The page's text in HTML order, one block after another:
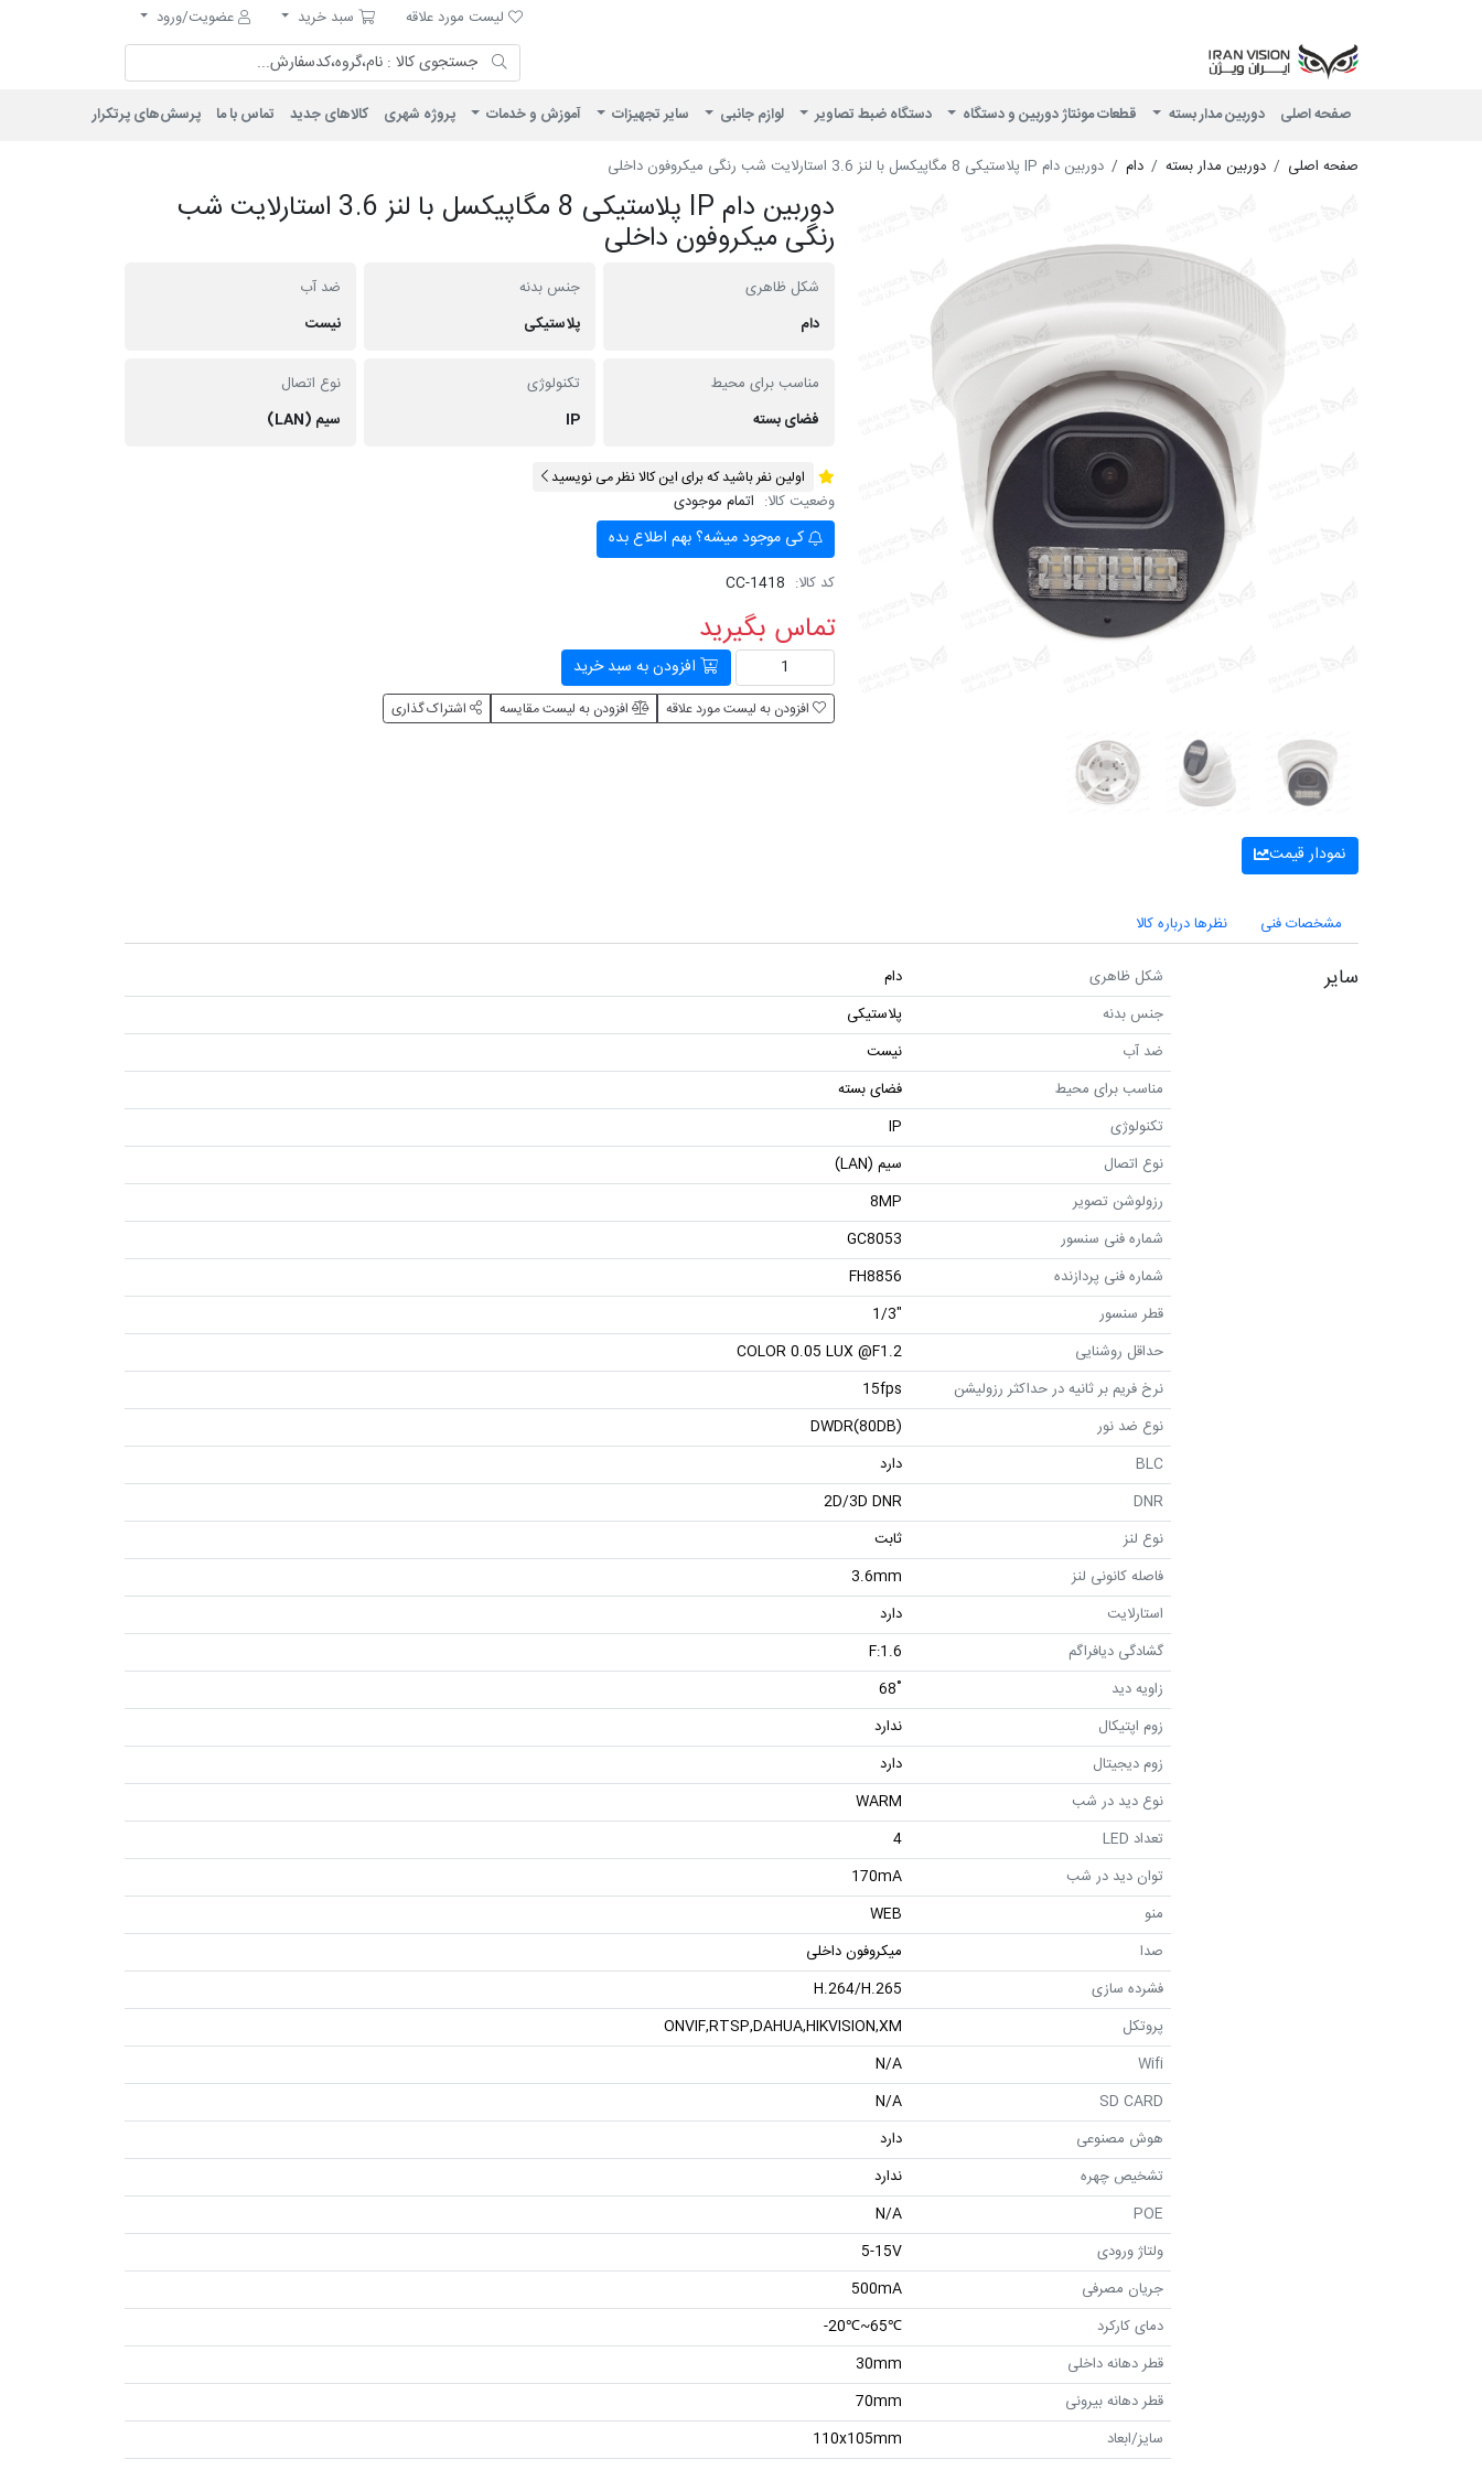
لیست مورد علاقه
لیست مورد علاقه سبد خرید
سبد خرید
عضویت/ورود
صفحه اصلی دوربین مدار بسته قطعات مونتاژ دوربین و دستگاه دستگاه ضبط تصاویر لوازم جانبی سایر تجهیزات آموزش و خدمات پروژه شهری کالاهای جدید تماس با ما پرسش‌های پرتکرار
صفحه اصلی دوربین مدار بسته دام دوربین دام IP پلاستیکی 8 مگاپیکسل با لنز 3.6 استارلایت شب رنگی میکروفون داخلی
نمودار قیمت
دوربین دام IP پلاستیکی 8 مگاپیکسل با لنز 3.6 استارلایت شب
رنگی میکروفون داخلی
شکل ظاهری
دام
جنس بدنه
پلاستیکی
ضد آب
نیست
مناسب برای محیط
فضای بسته
تکنولوژی
IP
نوع اتصال
سیم (LAN)
اولین نفر باشید که برای این کالا نظر می نویسید
وضعیت کالا: اتمام موجودی
کی موجود میشه؟ بهم اطلاع بده
کد کالا: CC-1418
تماس بگیرید
افزودن به سبد خرید
افزودن به لیست مورد علاقه افزودن به لیست مقایسه اشتراک گذاری
مشخصات فنی نظرها درباره کالا
سایر شکل ظاهری
دام
جنس بدنه
پلاستیکی
ضد آب
نیست
مناسب برای محیط
فضای بسته
تکنولوژی
IP
نوع اتصال
سیم (LAN)
رزولوشن تصویر
8MP
شماره فنی سنسور
GC8053
شماره فنی پردازنده
FH8856
قطر سنسور
"1/3
حداقل روشنایی
COLOR 0.05 LUX @F1.2
نرخ فریم بر ثانیه در حداکثر رزولیشن
15fps
نوع ضد نور
DWDR(80DB)
BLC
دارد
DNR
2D/3D DNR
نوع لنز
ثابت
فاصله کانونی لنز
3.6mm
استارلایت
دارد
گشادگی دیافراگم
F:1.6
زاویه دید
˚68
زوم اپتیکال
ندارد
زوم دیجیتال
دارد
نوع دید در شب
WARM
تعداد LED
4
توان دید در شب
170mA
منو
WEB
صدا
میکروفون داخلی
فشرده سازی
H.264/H.265
پروتکل
ONVIF,RTSP,DAHUA,HIKVISION,XM
Wifi
N/A
SD CARD
N/A
هوش مصنوعی
دارد
تشخیص چهره
ندارد
POE
N/A
ولتاژ ورودی
5-15V
جریان مصرفی
500mA
دمای کارکرد
℃65~℃20-
قطر دهانه داخلی
30mm
قطر دهانه بیرونی
70mm
سایز/ابعاد
110x105mm